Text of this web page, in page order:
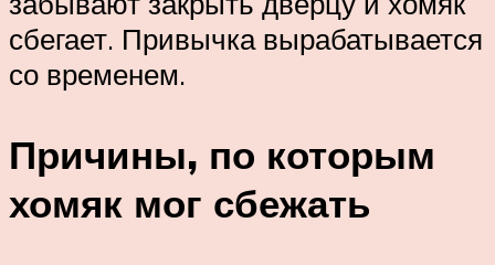
сбегает. Привычка вырабатывается
со временем.
Причины, по которым
хомяк мог сбежать